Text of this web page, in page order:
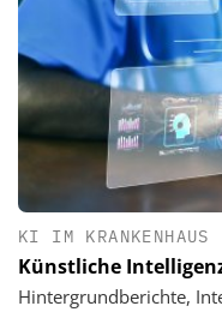
KI IM KRANKENHAUS
Künstliche
Hintergrundberichte,